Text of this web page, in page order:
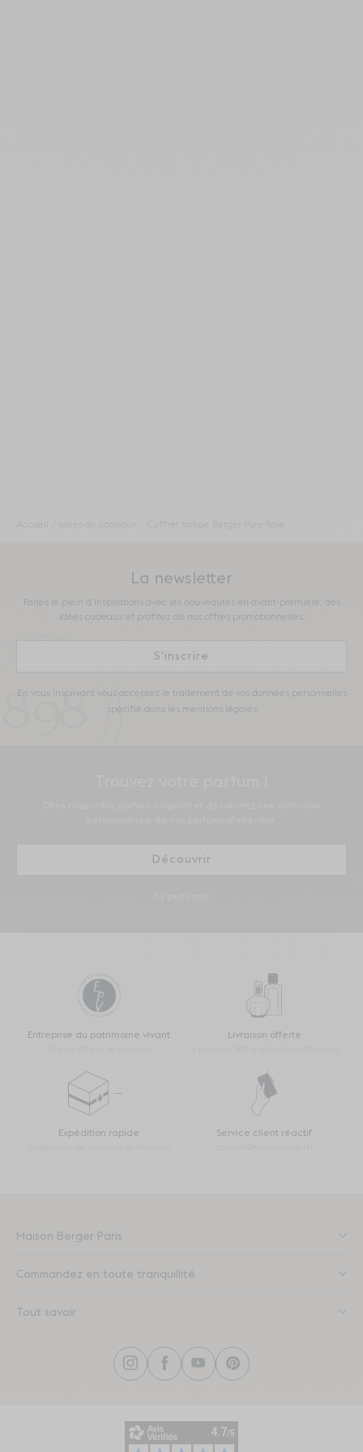
La newsletter
Faites le plein d’inspirations avec les nouveautés en avant-première, des
idées cadeaux et profitez de nos offres promotionnelles.
S'inscrire
En vous inscrivant vous acceptez le traitement de vos données personnelles
spécifié dans les mentions légales
Découvrir
Entreprise du patrimoine vivant Livraison offerte
Expédition rapide Service client réactif
Maison Berger Paris
Commandez en toute tranquillité
Tout savoir
InstagramFacebook
YouTubePinterest